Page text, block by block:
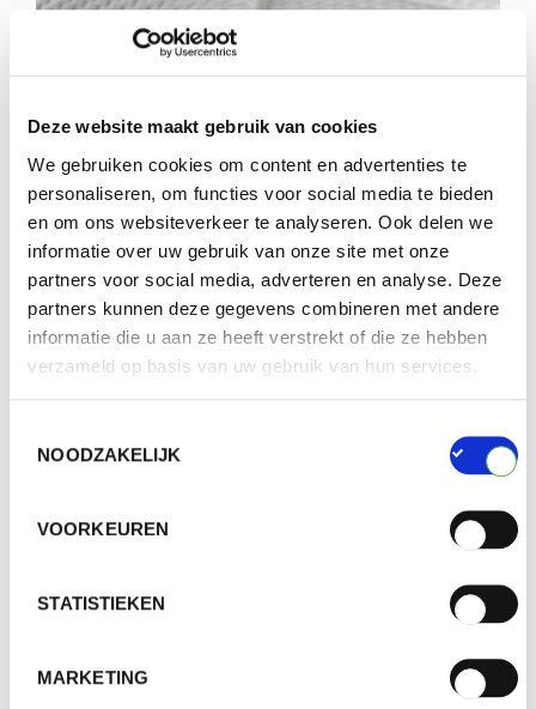
Deze website maakt gebruik van cookies
We gebruiken cookies om content en advertenties te
personaliseren, om functies voor social media te bieden
en om ons websiteverkeer te analyseren. Ook delen we
informatie over uw gebruik van onze site met onze
partners voor social media, adverteren en analyse. Deze
partners kunnen deze gegevens combineren met andere
informatie die u aan ze heeft verstrekt of die ze hebben
verzameld op basis van uw gebruik van hun services.
NOODZAKELIJK
VOORKEUREN
STATISTIEKEN
MARKETING
producentenverantwoordelijkheid